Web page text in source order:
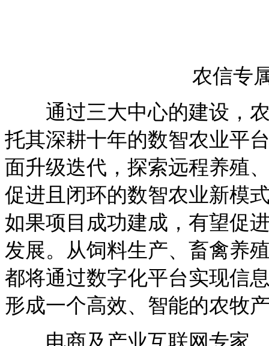
农信专
通过三大中心的建设，农
托其深耕十年的数智农业平
面升级迭代，探索远程养殖
促进且闭环的数智农业新模
如果项目成功建成，有望促
发展。从饲料生产、畜禽养
都将通过数字化平台实现信
形成一个高效、智能的农牧
电商及产业互联网专家，